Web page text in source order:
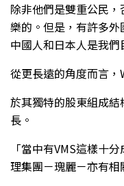
除非他們是雙重公民
樂的。但是，有許多外
中國人和日本人是我們
從更長遠的角度而言
於其獨特的股東組成
長。
「當中有VMS這樣十
理集團－瑰麗－亦有相